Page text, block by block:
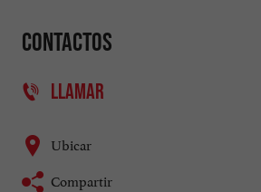
Contactos
LLAMAR
Ubicar
Compartir